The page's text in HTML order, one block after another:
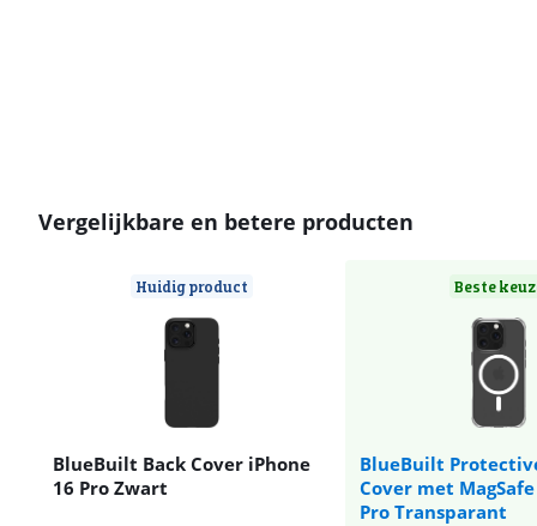
Vergelijkbare en betere producten
Huidig product
BlueBuilt Back Cover iPhone
16 Pro Zwart
Beste
BlueBuilt
Cover met
Pro Transparant